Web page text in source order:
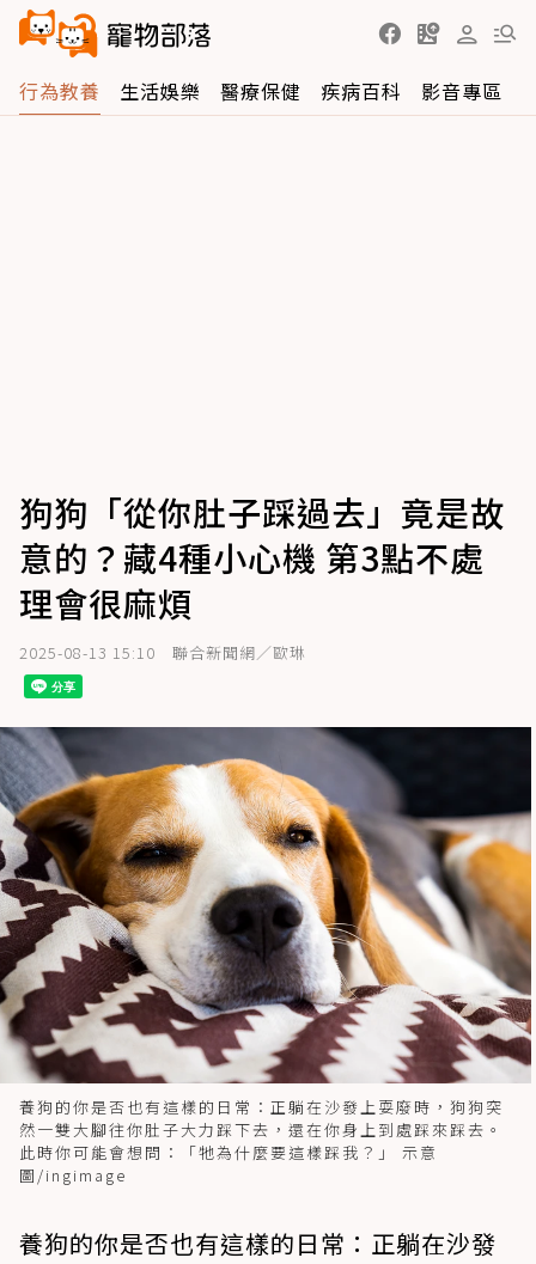
行為教養 生活娛樂 醫療保健 疾病百科 影音專區
狗狗「從你肚子踩過去」竟是故
意的？藏4種小心機 第3點不處
理會很麻煩
2025-08-13 15:10 聯合新聞網／歐琳
養狗的你是否也有這樣的日常：正躺在沙發上耍廢時，狗狗突
然一雙大腳往你肚子大力踩下去，還在你身上到處踩來踩去。
此時你可能會想問：「牠為什麼要這樣踩我？」 示意
圖/ingimage
養狗的你是否也有這樣的日常：正躺在沙發